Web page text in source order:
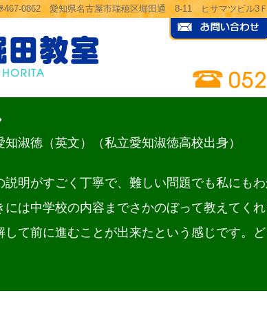
467-0862 愛知県名古屋市瑞穂区堀田通 8-11 ヒサマツビル
淑徳（英文）（私立愛知淑徳高校出身）
説明がすごく丁寧で、難しい問題でも私にも
には中学校の内容までさかのぼって教えてく
して前に進むことが出来たという感じです。